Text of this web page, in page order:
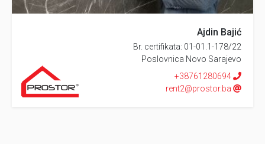
Ajdin Bajić
Br. certifikata: 01-01.1-178/22
Poslovnica Novo Sarajevo
+38761280694
rent2@prostor.ba